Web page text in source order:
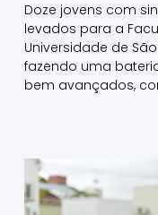
Doze jovens com
levados para a
Universidade de
fazendo uma
bem avançados,